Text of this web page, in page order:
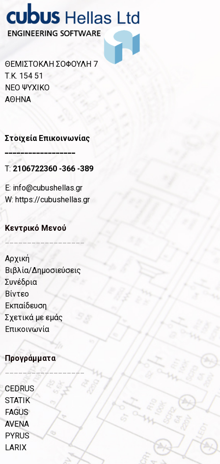
ΘΕΜΙΣΤΟΚΛΗ ΣΟΦΟΥΛΗ 7
Τ.Κ. 154 51
ΝΕΟ ΨΥΧΙΚΟ
ΑΘΗΝΑ
Στοιχεία Επικοινωνίας
__________________
T:2106722360 -366 -389
Ε: info@cubushellas.gr
W: https://cubushellas.gr
Κεντρικό Μενού
Αρχική
Βιβλία/Δημοσιεύσεις
Συνέδρια
Βίντεο
Εκπαίδευση
Σχετικά με εμάς
Επικοινωνία
Προγράμματα
__________________
CEDRUS
STATIK
FAGUS
AVENA
PYRUS
LARIX